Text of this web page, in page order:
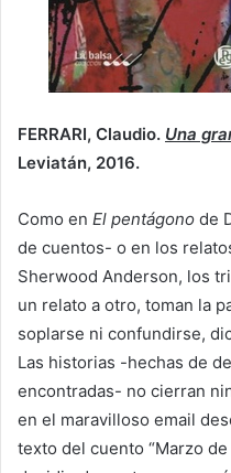
FERRARI, Claudio. Una
Leviatán, 2016.
Como en El pentágono de
de cuentos- o en los
Sherwood Anderson, los
un relato a otro, toman la
soplarse ni confundirse,
Las historias -hechas de
encontradas- no cierran
en el maravilloso email
texto del cuento “Marzo